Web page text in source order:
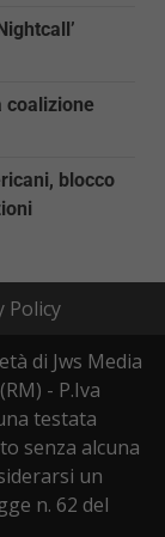
coalizione
blocco
Policy
di Jws Media
- P.Iva
testata
senza alcuna
un
n. 62 del